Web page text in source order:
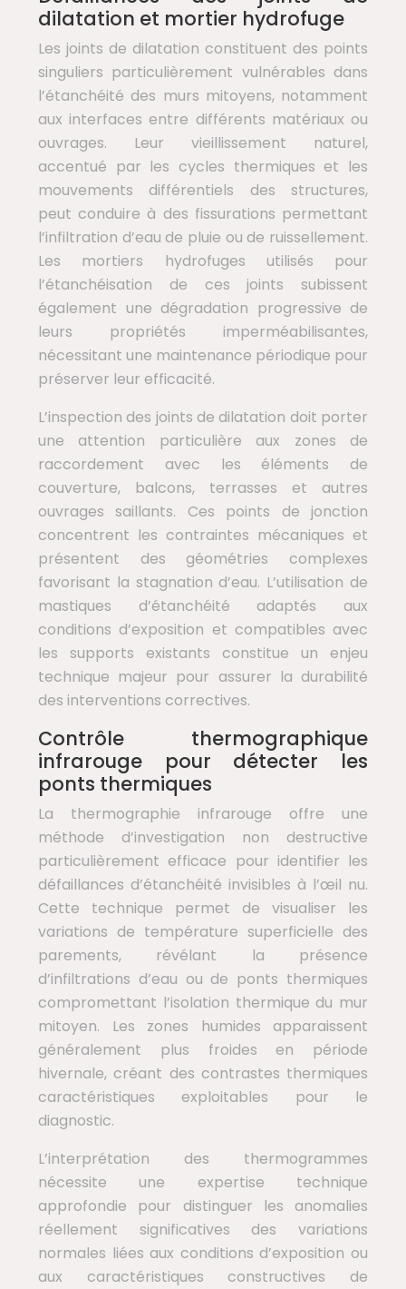
dilatation et mortier hydrofuge
Les joints de dilatation constituent des points
singuliers particulièrement vulnérables dans
l’étanchéité des murs mitoyens, notamment
aux interfaces entre différents matériaux ou
ouvrages. Leur vieillissement naturel,
accentué par les cycles thermiques et les
mouvements différentiels des structures,
peut conduire à des fissurations permettant
l’infiltration d’eau de pluie ou de ruissellement.
Les mortiers hydrofuges utilisés pour
l’étanchéisation de ces joints subissent
également une dégradation progressive de
leurs propriétés imperméabilisantes,
nécessitant une maintenance périodique pour
préserver leur efficacité.
L’inspection des joints de dilatation doit porter
une attention particulière aux zones de
raccordement avec les éléments de
couverture, balcons, terrasses et autres
ouvrages saillants. Ces points de jonction
concentrent les contraintes mécaniques et
présentent des géométries complexes
favorisant la stagnation d’eau. L’utilisation de
mastiques d’étanchéité adaptés aux
conditions d’exposition et compatibles avec
les supports existants constitue un enjeu
technique majeur pour assurer la durabilité
des interventions correctives.
Contrôle thermographique
infrarouge pour détecter les
ponts thermiques
La thermographie infrarouge offre une
méthode d’investigation non destructive
particulièrement efficace pour identifier les
défaillances d’étanchéité invisibles à l’œil nu.
Cette technique permet de visualiser les
variations de température superficielle des
parements, révélant la présence
d’infiltrations d’eau ou de ponts thermiques
compromettant l’isolation thermique du mur
mitoyen. Les zones humides apparaissent
généralement plus froides en période
hivernale, créant des contrastes thermiques
caractéristiques exploitables pour le
diagnostic.
L’interprétation des thermogrammes
nécessite une expertise technique
approfondie pour distinguer les anomalies
réellement significatives des variations
normales liées aux conditions d’exposition ou
aux caractéristiques constructives de